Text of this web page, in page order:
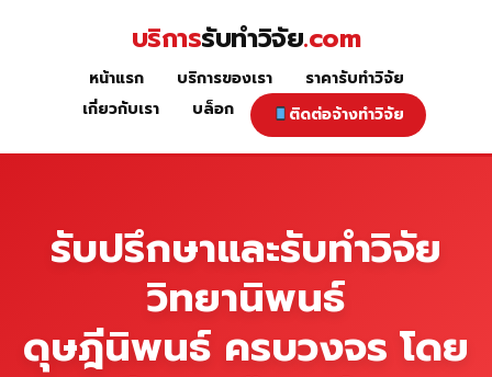
หน้าแรก
บริการรับทำวิจัย.com
หน้าแรก บริการของเรา
ราคารับทำวิจัย
เกี่ยวกับเรา
บล็อก ติดต่อจ้างทำวิจัย
รับปรึกษาและรับทำวิจัย
วิทยานิพนธ์
ดุษฎีนิพนธ์ ครบวงจร โดย